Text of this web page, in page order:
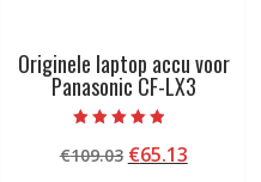
Originele laptop accu voor
Panasonic CF-LX3
met
4.50
€109.03 €65.13Huidige